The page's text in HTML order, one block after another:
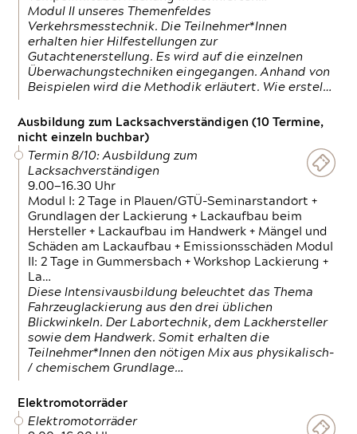
Modul II unseres Themenfeldes
Verkehrsmesstechnik. Die Teilnehmer*Innen
erhalten hier Hilfestellungen zur
Gutachtenerstellung. Es wird auf die einzelnen
Überwachungstechniken eingegangen. Anhand von
Beispielen wird die Methodik erläutert. Wie erstel…
Ausbildung zum Lacksachverständigen (10 Termine,
nicht einzeln buchbar)
Termin 8/10: Ausbildung zum
Lacksachverständigen
9.00—16.30 Uhr
Modul I: 2 Tage in Plauen/GTÜ-Seminarstandort +
Grundlagen der Lackierung + Lackaufbau beim
Hersteller + Lackaufbau im Handwerk + Mängel und
Schäden am Lackaufbau + Emissionsschäden Modul
II: 2 Tage in Gummersbach + Workshop Lackierung +
La…
Diese Intensivausbildung beleuchtet das Thema
Fahrzeuglackierung aus den drei üblichen
Blickwinkeln. Der Labortechnik, dem Lackhersteller
sowie dem Handwerk. Somit erhalten die
Teilnehmer*Innen den nötigen Mix aus physikalisch-
/ chemischem Grundlage…
Elektromotorräder
Elektromotorräder